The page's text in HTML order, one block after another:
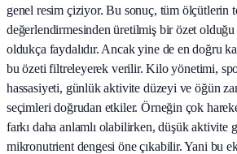
genel resim çiziyor. Bu sonuç, tüm ölçütlerin
değerlendirmesinden üretilmiş bir özet olduğu
oldukça faydalıdır. Ancak yine de en doğru
bu özeti filtreleyerek verilir. Kilo yönetimi,
hassasiyeti, günlük aktivite düzeyi ve öğün
seçimleri doğrudan etkiler. Örneğin çok
farkı daha anlamlı olabilirken, düşük aktivite
mikronutrient dengesi öne çıkabilir. Yani bu